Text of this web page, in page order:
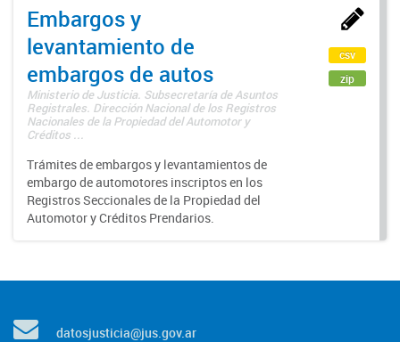
Embargos y
levantamiento de
embargos de autos
Ministerio de Justicia. Subsecretaría de Asuntos
Registrales. Dirección Nacional de los Registros
Nacionales de la Propiedad del Automotor y
Créditos ...
Trámites de embargos y levantamientos de
embargo de automotores inscriptos en los
Registros Seccionales de la Propiedad del
Automotor y Créditos Prendarios.
csv
zip
datosjusticia@jus.gov.ar